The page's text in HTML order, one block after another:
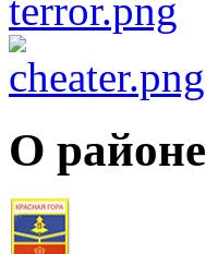
О районе